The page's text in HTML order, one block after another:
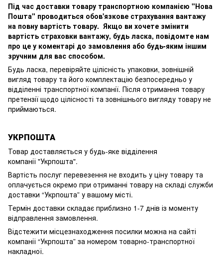
Під час доставки товару транспортною компанією "Нова
Пошта" проводиться обов'язкове страхування вантажу
на повну вартість товару. Якщо ви хочете змінити
вартість страховки вантажу, будь ласка, повідомте нам
про це у коментарі до замовлення або будь-яким іншим
зручним для вас способом.
Будь ласка, перевіряйте цілісність упаковки, зовнішній
вигляд товару та його комплектацію безпосередньо у
відділенні транспортної компанії. Після отримання товару
претензії щодо цілісності та зовнішнього вигляду товару не
приймаються.
УКРПОШТА
Товар доставляється у будь-яке відділення
компанії "Укрпошта".
Вартість послуг перевезення не входить у ціну товару та
оплачується окремо при отриманні товару на складі служби
доставки “Укрпошта” у вашому місті.
Термін доставки складає приблизно 1-7 днів із моменту
відправлення замовлення.
Відстежити місцезнаходження посилки можна на сайті
компанії “Укрпошта” за номером товарно-транспортної
накладної.